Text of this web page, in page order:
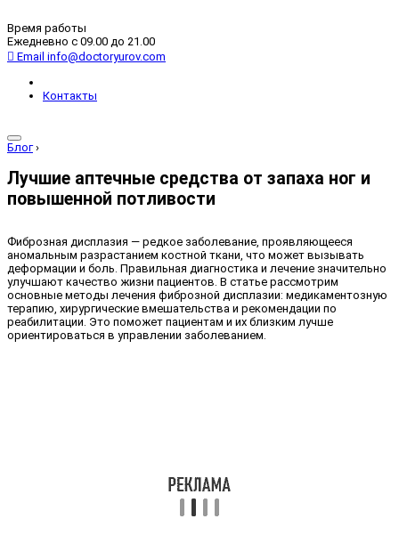
Время работы
Ежедневно с 09.00 до 21.00
Email info@doctoryurov.com
Контакты
Блог ›
Лучшие аптечные средства от запаха ног и
повышенной потливости
Фиброзная дисплазия — редкое заболевание, проявляющееся
аномальным разрастанием костной ткани, что может вызывать
деформации и боль. Правильная диагностика и лечение значительно
улучшают качество жизни пациентов. В статье рассмотрим
основные методы лечения фиброзной дисплазии: медикаментозную
терапию, хирургические вмешательства и рекомендации по
реабилитации. Это поможет пациентам и их близким лучше
ориентироваться в управлении заболеванием.